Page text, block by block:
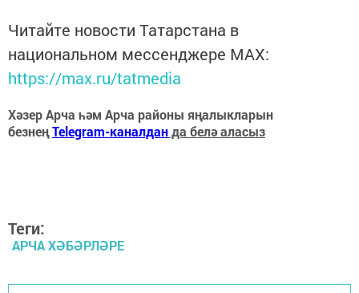
Читайте новости Татарстана в
национальном мессенджере MАХ:
https://max.ru/tatmedia
Хәзер Арча һәм Арча районы яңалыкларын
безнеңTelegram-каналданда белә аласыз
Теги:
АРЧА ХӘБӘРЛӘРЕ